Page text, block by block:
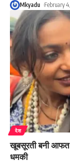
Mkyadu February
देश
खूबसूरती बनी आफत
धमकी